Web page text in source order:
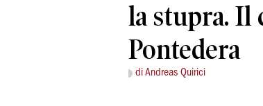
la stupra. Il
Pontedera
di Andreas Quirici